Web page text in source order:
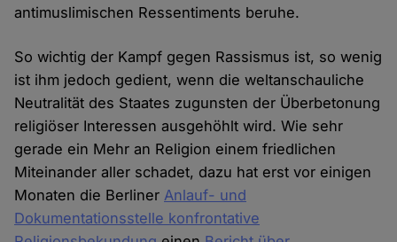
antimuslimischen Ressentiments beruhe.
So wichtig der Kampf gegen Rassismus ist, so wenig
ist ihm jedoch gedient, wenn die weltanschauliche
Neutralität des Staates zugunsten der Überbetonung
religiöser Interessen ausgehöhlt wird. Wie sehr
gerade ein Mehr an Religion einem friedlichen
Miteinander aller schadet, dazu hat erst vor einigen
Monaten die BerlinerAnlauf- und
Dokumentationsstelle konfrontative